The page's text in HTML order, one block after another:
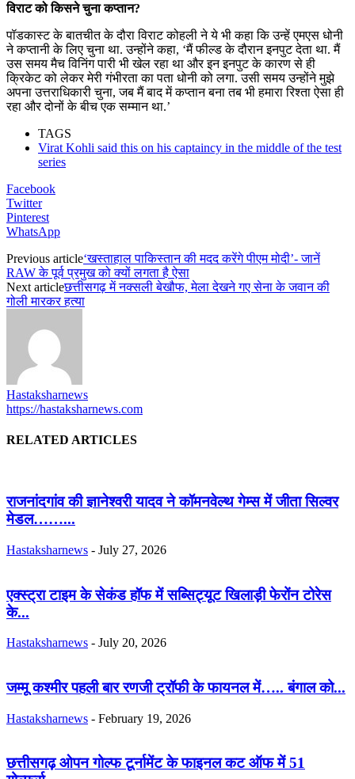
विराट को किसने चुना कप्तान?
पॉडकास्ट के बातचीत के दौरा विराट कोहली ने ये भी कहा कि उन्हें एमएस धोनी
ने कप्तानी के लिए चुना था. उन्होंने कहा, ‘मैं फील्ड के दौरान इनपुट देता था. मैं
उस समय मैच विनिंग पारी भी खेल रहा था और इन इनपुट के कारण से ही
क्रिकेट को लेकर मेरी गंभीरता का पता धोनी को लगा. उसी समय उन्होंने मुझे
अपना उत्तराधिकारी चुना, जब मैं बाद में कप्तान बना तब भी हमारा रिश्ता ऐसा ही
रहा और दोनों के बीच एक सम्मान था.’
TAGS
Virat Kohli said this on his captaincy in the middle of the test
series
Facebook
Twitter
Pinterest
WhatsApp
Previous article‘खस्ताहाल पाकिस्तान की मदद करेंगे पीएम मोदी’- जानें
RAW के पूर्व प्रमुख को क्यों लगता है ऐसा
Next articleछत्तीसगढ़ में नक्सली बेखौफ, मेला देखने गए सेना के जवान की
गोली मारकर हत्या
Hastaksharnews
https://hastaksharnews.com
RELATED ARTICLES
राजनांदगांव की ज्ञानेश्वरी यादव ने कॉमनवेल्थ गेम्स में जीता सिल्वर
मेडल……...
Hastaksharnews - July 27, 2026
एक्स्ट्रा टाइम के सेकंड हॉफ में सब्सिट्यूट खिलाड़ी फेरोंन टोरेस
के...
Hastaksharnews - July 20, 2026
जम्मू कश्मीर पहली बार रणजी ट्रॉफी के फायनल में….. बंगाल को...
Hastaksharnews - February 19, 2026
छत्तीसगढ़ ओपन गोल्फ टूर्नामेंट के फाइनल कट ऑफ में 51